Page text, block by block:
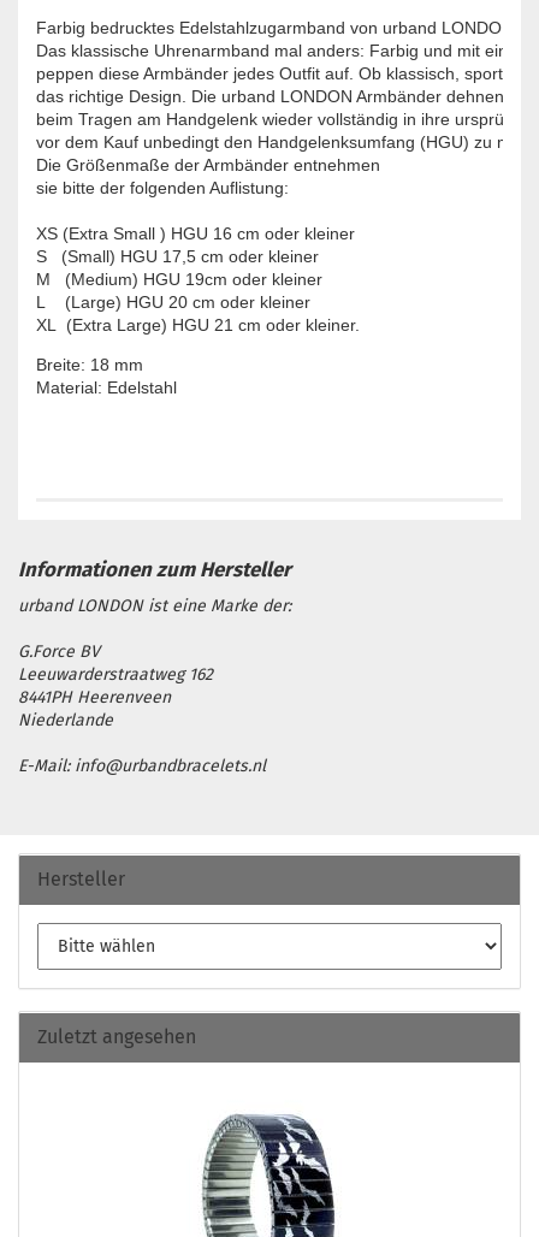
Farbig bedrucktes Edelstahlzugarmband von urband LONDON -
Das klassische Uhrenarmband mal anders: Farbig und mit
peppen diese Armbänder jedes Outfit auf. Ob klassisch, sportlich
das richtige Design. Die urband LONDON Armbänder dehnen
beim Tragen am Handgelenk wieder vollständig in ihre
vor dem Kauf unbedingt den Handgelenksumfang (HGU) zu
Die Größenmaße der Armbänder entnehmen
XS (Extra Small ) HGU 16 cm oder kleiner
S   (Small) HGU 17,5 cm oder kleiner
M   (Medium) HGU 19cm oder kleiner
L    (Large) HGU 20 cm oder kleiner
XL  (Extra Large) HGU 21 cm oder kleiner.
Breite: 18 mm
Material: Edelstahl
urband LONDON ist eine Marke der:
G.Force BV
Leeuwarderstraatweg 162
8441PH Heerenveen
Niederlande
E-Mail: info@urbandbracelets.nl
Hersteller
Zuletzt angesehen